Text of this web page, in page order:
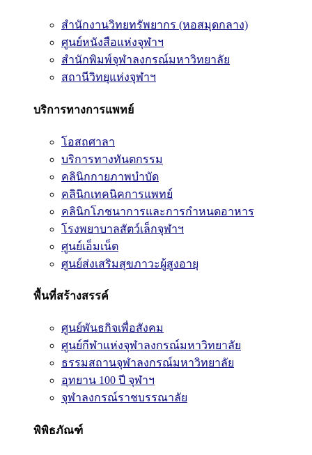
สำนักงานวิทยทรัพยากร (หอสมุดกลาง)
ศูนย์หนังสือแห่งจุฬาฯ
สำนักพิมพ์จุฬาลงกรณ์มหาวิทยาลัย
สถานีวิทยุแห่งจุฬาฯ
บริการทางการแพทย์
โอสถศาลา
บริการทางทันตกรรม
คลินิกกายภาพบำบัด
คลินิกเทคนิคการแพทย์
คลินิกโภชนาการและการกำหนดอาหาร
โรงพยาบาลสัตว์เล็กจุฬาฯ
ศูนย์เอ็มเน็ต
ศูนย์ส่งเสริมสุขภาวะผู้สูงอายุ
พื้นที่สร้างสรรค์
ศูนย์พันธกิจเพื่อสังคม
ศูนย์กีฬาแห่งจุฬาลงกรณ์มหาวิทยาลัย
ธรรมสถานจุฬาลงกรณ์มหาวิทยาลัย
อุทยาน 100 ปี จุฬาฯ
จุฬาลงกรณ์ราชบรรณาลัย
พิพิธภัณฑ์